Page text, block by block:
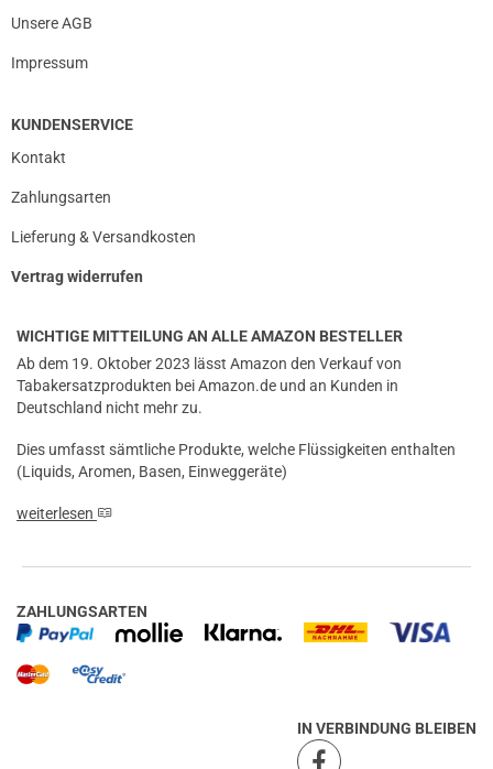
Unsere AGB
Impressum
KUNDENSERVICE
Kontakt
Zahlungsarten
Lieferung & Versandkosten
Vertrag widerrufen
WICHTIGE MITTEILUNG AN ALLE AMAZON BESTELLER
Ab dem 19. Oktober 2023 lässt Amazon den Verkauf von
Tabakersatzprodukten bei Amazon.de und an Kunden in
Deutschland nicht mehr zu.
Dies umfasst sämtliche Produkte, welche Flüssigkeiten enthalten
(Liquids, Aromen, Basen, Einweggeräte)
weiterlesen
ZAHLUNGSARTEN
IN VERBINDUNG BLEIBEN